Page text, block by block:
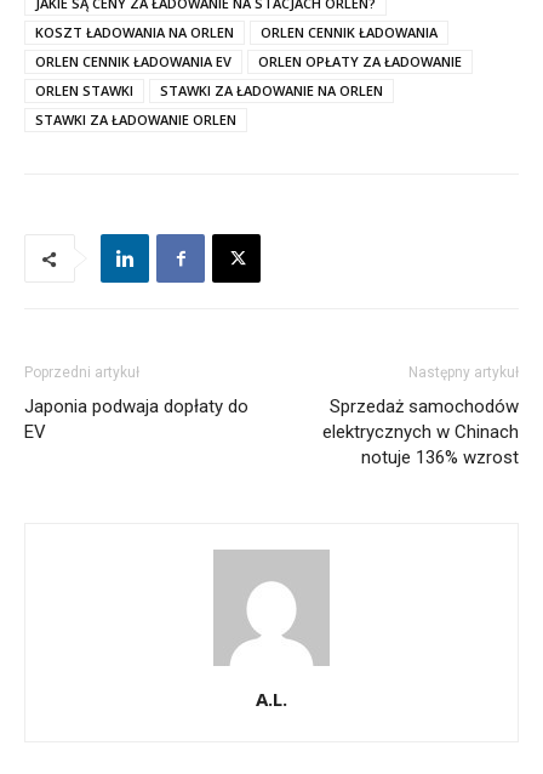
KOSZT ŁADOWANIA NA ORLEN
ORLEN CENNIK ŁADOWANIA
ORLEN CENNIK ŁADOWANIA EV
ORLEN OPŁATY ZA ŁADOWANIE
ORLEN STAWKI
STAWKI ZA ŁADOWANIE NA ORLEN
STAWKI ZA ŁADOWANIE ORLEN
Poprzedni artykuł
Japonia podwaja dopłaty do
EV
Następny artykuł
Sprzedaż samochodów
elektrycznych w Chinach
notuje 136% wzrost
A.L.